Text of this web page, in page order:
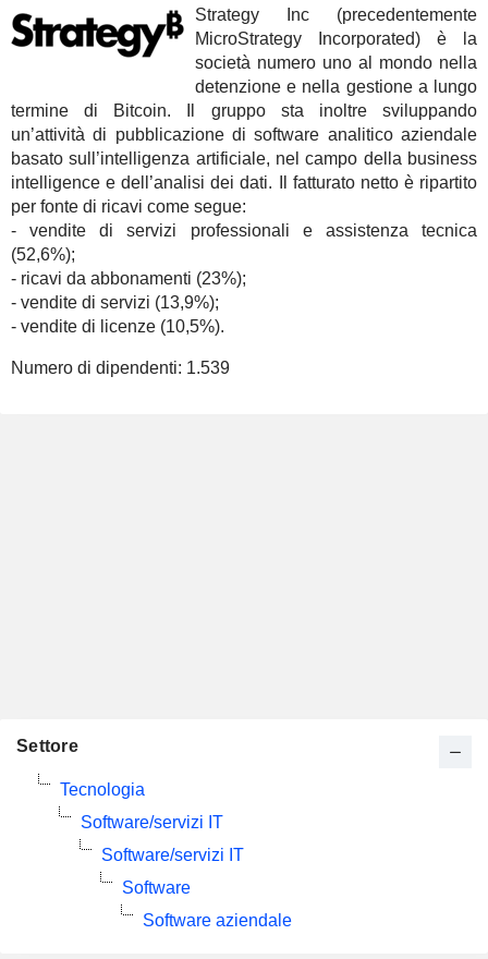
Strategy Inc (precedentemente
MicroStrategy Incorporated) è la
società numero uno al mondo nella
detenzione e nella gestione a lungo
termine di Bitcoin. Il gruppo sta inoltre sviluppando
un’attività di pubblicazione di software analitico aziendale
basato sull’intelligenza artificiale, nel campo della business
intelligence e dell’analisi dei dati. Il fatturato netto è ripartito
per fonte di ricavi come segue:
- vendite di servizi professionali e assistenza tecnica
(52,6%);
- ricavi da abbonamenti (23%);
- vendite di servizi (13,9%);
- vendite di licenze (10,5%).
Numero di dipendenti: 1.539
Settore
Tecnologia
Software/servizi IT
Software/servizi IT
Software
Software aziendale